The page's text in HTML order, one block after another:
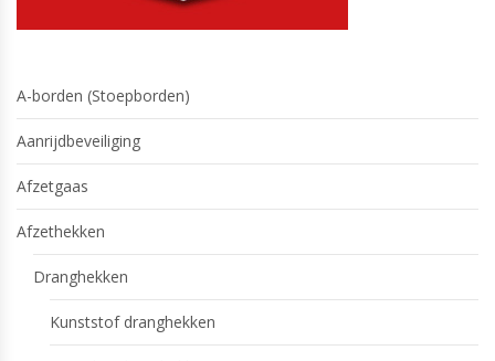
A-borden (Stoepborden)
Aanrijdbeveiliging
Afzetgaas
Afzethekken
Dranghekken
Kunststof dranghekken